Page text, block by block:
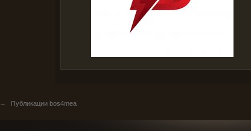
→ Публикации bos4mea